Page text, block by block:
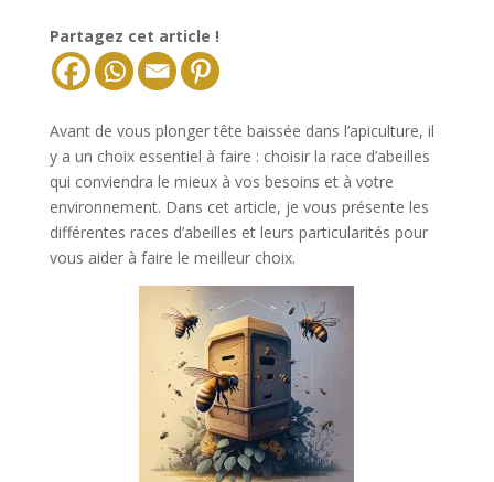
Partagez cet article !
Avant de vous plonger tête baissée dans l’apiculture, il
y a un choix essentiel à faire : choisir la race d’abeilles
qui conviendra le mieux à vos besoins et à votre
environnement. Dans cet article, je vous présente les
différentes races d’abeilles et leurs particularités pour
vous aider à faire le meilleur choix.